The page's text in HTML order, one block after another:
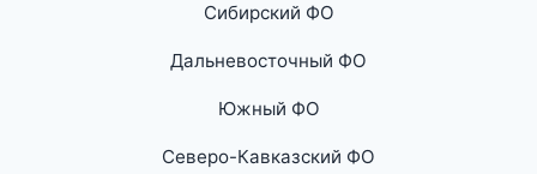
Сибирский ФО
Дальневосточный ФО
Южный ФО
Северо-Кавказский ФО